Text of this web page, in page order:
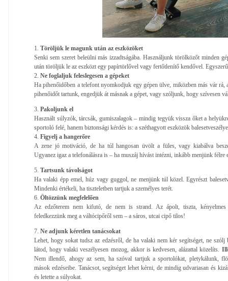
1. Töröljük le magunk után az eszközöket
Senki sem szeret beleülni más izzadtságába. Használjunk törölközőt minden
után töröljük le az eszközt egy papírtörlővel vagy fertőtlenítő kendővel.
2. Ne foglaljuk feleslegesen a gépeket
Ha pihenőidőben a telefont nyomkodjuk egy gépen ülve, miközben más vár rá,
pihenőidőt tartunk, engedjük át másnak a gépet, vagy szóljunk, hogy szívesen
3. Pakoljunk el
Használt súlyzók, tárcsák, gumiszalagok – mindig tegyük vissza őket a
sportoló felé, hanem biztonsági kérdés is: a széthagyott eszközök
4. Figyelj a hangerőre
A zene jó motiváció, de ha túl hangosan üvölt a füles, vagy kiabálva
Ugyanez igaz a telefonálásra is – ha muszáj hívást intézni, inkább menjünk félre
5. Tartsunk távolságot
Ha valaki épp emel, húz vagy guggol, ne menjünk túl közel. Egyrészt
Mindenki értékeli, ha tiszteletben tartjuk a személyes terét.
6. Öltözzünk megfelelően
Az edzőterem nem kifutó, de nem is strand. Az ápolt, tiszta,
feledkezzünk meg a váltócipőről sem – a sáros, utcai cipő tilos!
7. Ne adjunk kéretlen tanácsokat
Lehet, hogy sokat tudsz az edzésről, de ha valaki nem kér segítséget, ne
látod, hogy valaki veszélyesen mozog, akkor is kedvesen, alázattal közelíts.
Nem illendő, ahogy az sem, ha szóval tartjuk a sportolókat, pletykálunk,
mások edzéseibe. Tanácsot, segítséget lehet kérni, de mindig udvariasan és
és letette a súlyokat.